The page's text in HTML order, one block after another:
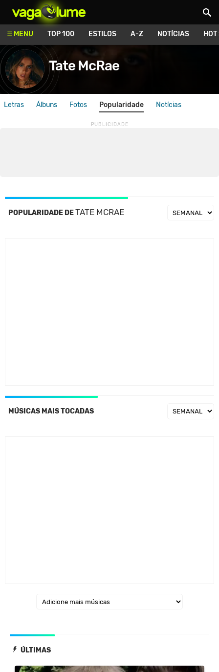
MENU TOP 100 ESTILOS A-Z NOTÍCIAS
Tate McRae
Letras Álbuns Fotos Popularidade Notícias
POPULARIDADE DETATE MCRAE
MÚSICAS MAIS TOCADAS
ÚLTIMAS